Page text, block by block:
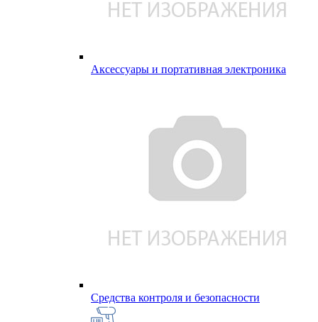
Аксессуары и портативная электроника
Средства контроля и безопасности